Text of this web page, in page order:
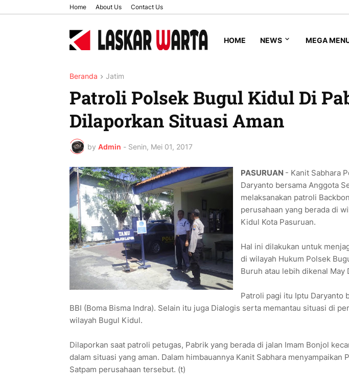
Home About Us Contact Us
HOME NEWS MEGA
Beranda Jatim
Patroli Polsek Bugul Kidul Di
Dilaporkan Situasi Aman
by Admin - Senin, Mei 01, 2017
PASURUAN - Kanit Sabhara
Daryanto bersama Anggota
melaksanakan patroli
perusahaan yang berada di
Kidul Kota Pasuruan.
Hal ini dilakukan untuk
di wilayah Hukum Polsek
Buruh atau lebih dikenal May
Patroli pagi itu Iptu Daryanto
BBI (Boma Bisma Indra). Selain itu juga Dialogis serta memantau situasi di
wilayah Bugul Kidul.
Dilaporkan saat patroli petugas, Pabrik yang berada di jalan Imam Bonjol
dalam situasi yang aman. Dalam himbauannya Kanit Sabhara menyampaikan
Satpam perusahaan tersebut. (t)